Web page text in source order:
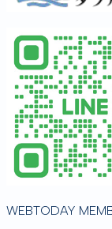
WEBTODAY